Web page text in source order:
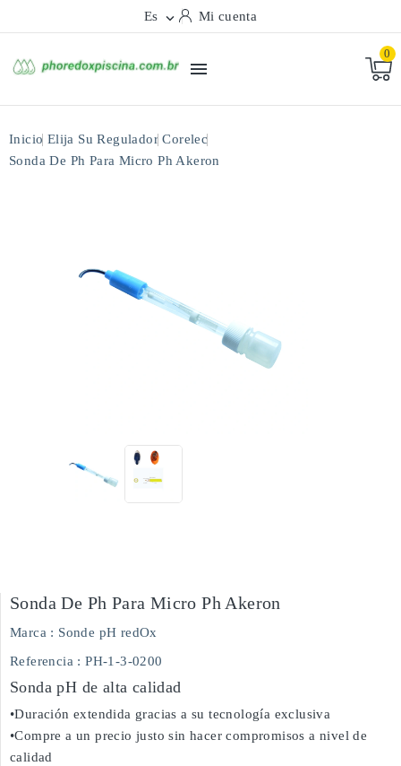
Es  Mi cuenta

0
Inicio Elija Su Regulador Corelec
Sonda De Ph Para Micro Ph Akeron
Sonda De Ph Para Micro Ph Akeron
Marca : Sonde pH redOx
Referencia : PH-1-3-0200
Sonda pH de alta calidad
•Duración extendida gracias a su tecnología exclusiva
•Compre a un precio justo sin hacer compromisos a nivel de
calidad